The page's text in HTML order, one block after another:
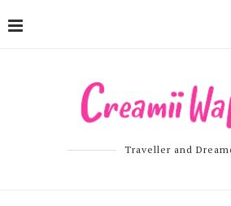
Traveller and